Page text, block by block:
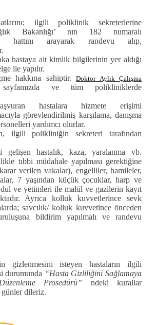
ilgili poliklinik sekreterlerine
Bakanlığı’ nın 182 numaralı
arayarak randevu alıp,
hastaya ait kimlik bilgilerinin yer aldığı
ile yapılır.
hakkına sahiptir.Doktor Aylık Çalışma
ve tüm polikliniklerde
hastalara hizmete erişimi
görevlendirilmiş karşılama, danışma
yardımcı olurlar.
ilgili polikliniğin sekreteri tarafından
hastalık, kaza, yaralanma vb.
tıbbi müdahale yapılması gerektiğine
verilen vakalar), engelliler, hamileler,
7 yaşından küçük çocuklar, harp ve
ve yetimleri ile malül ve gazilerin kayıt
Ayrıca kolluk kuvvetlerince sevk
savcılık/ kolluk kuvvetince önceden
bildirim yapılmalı ve randevu
gizlenmesini isteyen hastaların ilgili
durumunda “Hasta Gizliliğini Sağlamaya
Prosedürü” ndeki kurallar
günler dileriz.